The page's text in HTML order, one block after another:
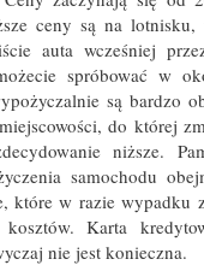
ceny są na
auta wcześniej
spróbować w
są bardzo
do której
niższe.
samochodu
które w razie wypadku
kosztów. Karta
nie jest konieczna.